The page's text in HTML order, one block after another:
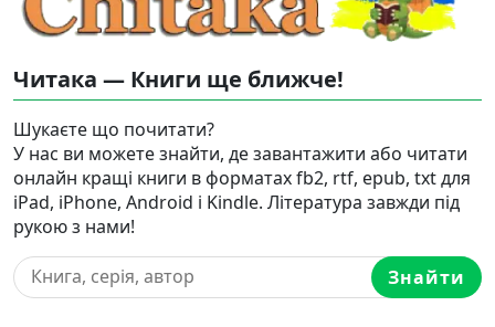
Читака — Книги ще ближче!
Шукаєте що почитати?
У нас ви можете знайти, де завантажити або читати
онлайн кращі книги в форматах fb2, rtf, epub, txt для
iPad, iPhone, Android і Kindle. Література завжди під
рукою з нами!
Знайти